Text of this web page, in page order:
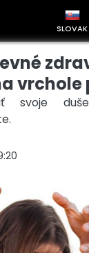
SLOVAK
krajín
podľa
Česko
vrchole
svoje